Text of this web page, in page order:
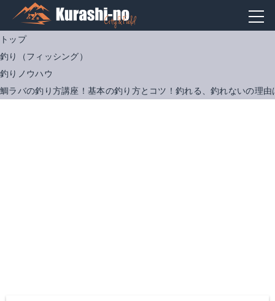
トップ
釣り（フィッシング）
釣りノウハウ
鯛ラバの釣り方講座！基本の釣り方とコツ！釣れる、釣れないの理由